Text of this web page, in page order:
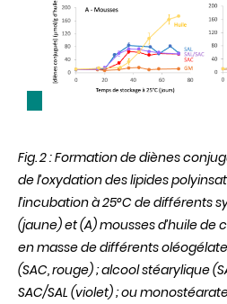
Fig. 2 : Formation de diènes
de l’oxydation des lipides
l’incubation à 25°C de différents
(jaune) et (A) mousses d’huile de
en masse de différents
(SAC, rouge) ; alcool stéarylique
SAC/SAL (violet) ; ou